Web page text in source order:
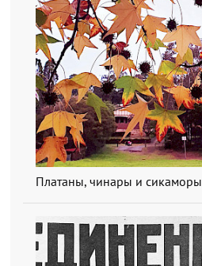
Платаны, чинары и сикаморы